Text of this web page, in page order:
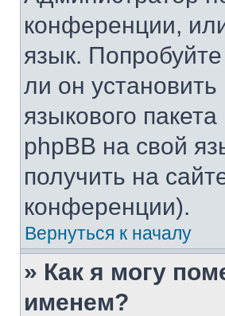
конференции,
язык.
ли он
языкового
phpBB на свой
получить на
конференции).
Вернуться к началу
» Как я могу
именем?